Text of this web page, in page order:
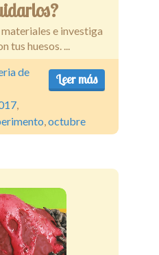
e investiga
tus huesos. ...
Leer más
de
,
,octubre